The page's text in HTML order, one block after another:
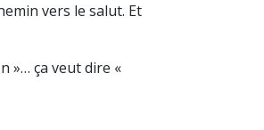
vers le salut. Et
»… ça veut dire «